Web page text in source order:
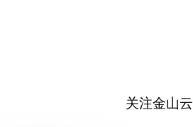
关注金山云